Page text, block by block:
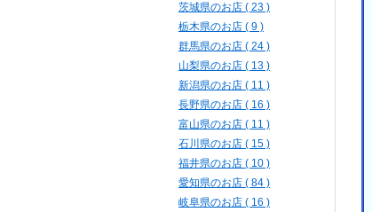
茨城県のお店 ( 23 )
栃木県のお店 ( 9 )
群馬県のお店 ( 24 )
山梨県のお店 ( 13 )
新潟県のお店 ( 11 )
長野県のお店 ( 16 )
富山県のお店 ( 11 )
石川県のお店 ( 15 )
福井県のお店 ( 10 )
愛知県のお店 ( 84 )
岐阜県のお店 ( 16 )